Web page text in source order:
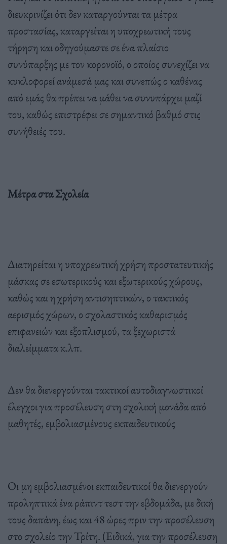
διευκρινίζει ότι δεν καταργούνται τα μέτρα
προστασίας, καταργείται η υποχρεωτική τους
τήρηση και οδηγούμαστε σε ένα πλαίσιο
συνύπαρξης με τον κορονοϊό, ο οποίος συνεχίζει να
κυκλοφορεί ανάμεσά μας και συνεπώς ο καθένας
από εμάς θα πρέπει να μάθει να συνυπάρχει μαζί
του, καθώς επιστρέφει σε σημαντικό βαθμό στις
συνήθειές του.
Μέτρα στα Σχολεία
Διατηρείται η υποχρεωτική χρήση προστατευτικής
μάσκας σε εσωτερικούς και εξωτερικούς χώρους,
καθώς και η χρήση αντισηπτικών, ο τακτικός
αερισμός χώρων, ο σχολαστικός καθαρισμός
επιφανειών και εξοπλισμού, τα ξεχωριστά
διαλείμματα κ.λπ.
Δεν θα διενεργούνται τακτικοί αυτοδιαγνωστικοί
έλεγχοι για προσέλευση στη σχολική μονάδα από
μαθητές, εμβολιασμένους εκπαιδευτικούς
Οι μη εμβολιασμένοι εκπαιδευτικοί θα διενεργούν
προληπτικά ένα ράπιντ τεστ την εβδομάδα, με δική
τους δαπάνη, έως και 48 ώρες πριν την προσέλευση
στο σχολείο την Τρίτη. (Ειδικά, για την προσέλευση